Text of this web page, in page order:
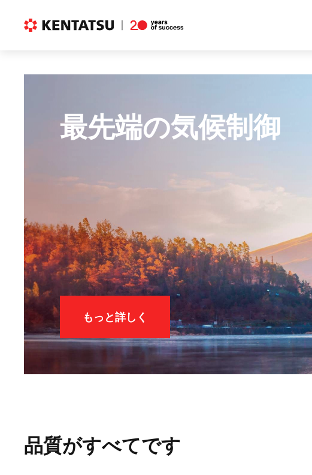
最先端の気候制御
もっと詳しく
品質がすべてです